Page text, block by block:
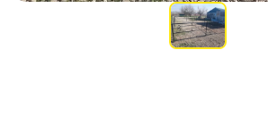
Склеп
Cкульптуры ангел